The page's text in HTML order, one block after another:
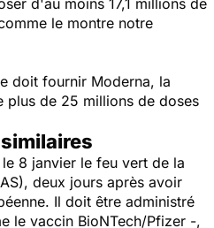
le montre notre
doit fournir Moderna, la
plus de 25 millions de doses
8 janvier le feu vert de la
deux jours après avoir
Il doit être administré
le vaccin BioNTech/Pfizer -,